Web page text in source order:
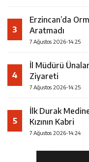
3
Erzincan’da
Aratmadı
7 Ağustos 2026-14:25
4
İl Müdürü
Ziyareti
7 Ağustos 2026-14:25
5
İlk Durak
Kızının Kabri
7 Ağustos 2026-14:24